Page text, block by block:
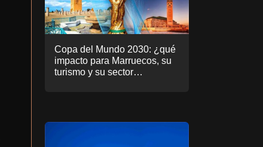
Copa del Mundo 2030: ¿qué
impacto para Marruecos, su
turismo y su sector